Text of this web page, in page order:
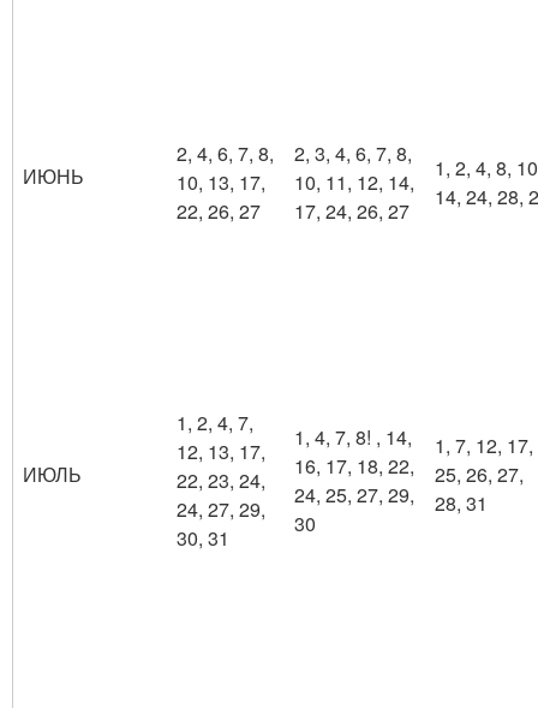
ИЮНЬ
2, 4, 6, 7, 8,
10, 13, 17,
22, 26, 27
2, 3, 4, 6, 7, 8,
10, 11, 12, 14,
17, 24, 26, 27
1, 2, 4, 8,
14, 24, 28,
ИЮЛЬ
1, 2, 4, 7,
12, 13, 17,
22, 23, 24,
24, 27, 29,
30, 31
1, 4, 7, 8! , 14,
16, 17, 18, 22,
24, 25, 27, 29,
30
1, 7, 12, 17,
25, 26, 27,
28, 31